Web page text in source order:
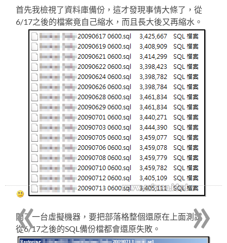
首先我檢視了資料庫備份，這才發現事情大條了，從
6/17之後的檔案竟自己縮水，而且長大後又再縮水。
開了一台虛擬機器，要把部落格整個還原在上面測試，
從6/17之後的SQL備份檔都會還原失敗。
»
«